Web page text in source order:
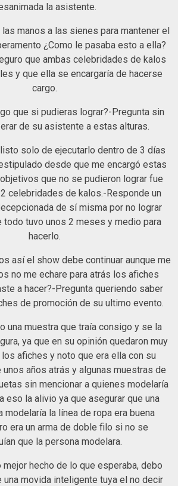
la asistente.
manos a las sienes para mantener el
¿Como le pasaba esto a ella?
que ambas celebridades de kalos
y que ella se encargaría de hacerse
cargo.
que si pudieras lograr?-Pregunta sin
de su asistente a estas alturas.
solo de ejecutarlo dentro de 3 días
desde que me encargó estas
que no se pudieron lograr fue
celebridades de kalos.-Responde un
de sí misma por no lograr
todo tuvo unos 2 meses y medio para
hacerlo.
así el show debe continuar aunque me
no me echare para atrás los afiches
a hacer?-Pregunta queriendo saber
de promoción de su ultimo evento.
una muestra que traía consigo y se la
ya que en su opinión quedaron muy
afiches y noto que era ella con su
unos años atrás y algunas muestras de
sin mencionar a quienes modelaría
eso la alivio ya que asegurar que una
modelaría la línea de ropa era buena
era un arma de doble filo si no se
que la persona modelara.
mejor hecho de lo que esperaba, debo
una movida inteligente tuya el no decir